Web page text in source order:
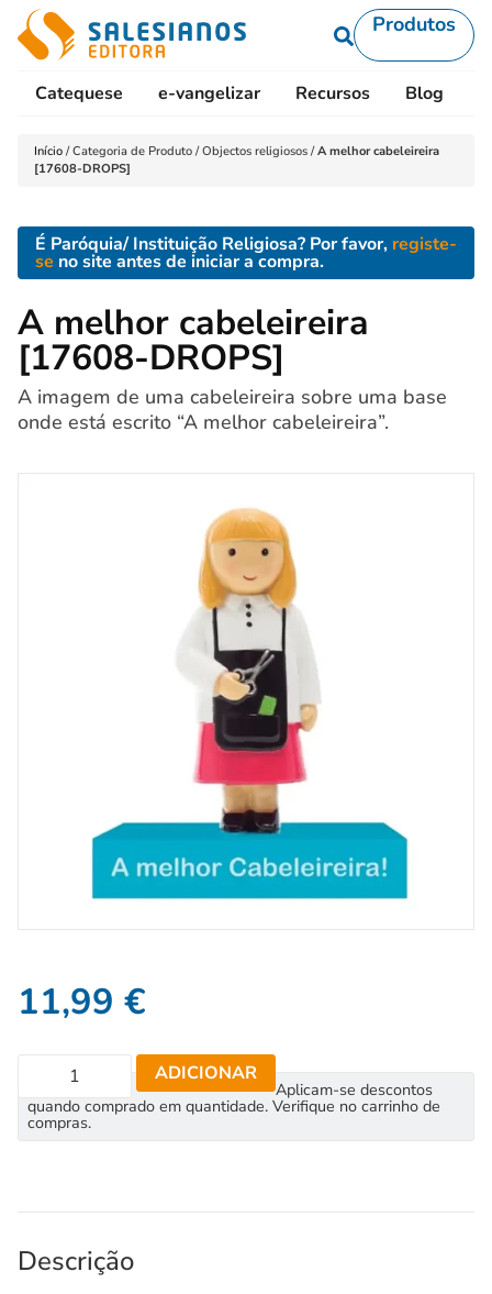
Produtos
Catequese e-vangelizar Recursos Blog
Início /Categoria de Produto /Objectos religiosos /A melhor cabeleireira
[17608-DROPS]
É Paróquia/ Instituição Religiosa? Por favor, registe-
se no site antes de iniciar a compra.
A melhor cabeleireira
[17608-DROPS]
A imagem de uma cabeleireira sobre uma base
onde está escrito “A melhor cabeleireira”.
11,99 €
ADICIONAR
Aplicam-se descontos
quando comprado em quantidade. Verifique no carrinho de
compras.
Descrição